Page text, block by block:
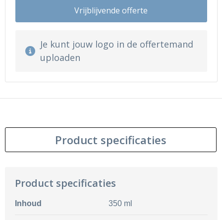
Vrijblijvende offerte
Je kunt jouw logo in de offertemand
uploaden
Product specificaties
Product specificaties
Inhoud 350 ml